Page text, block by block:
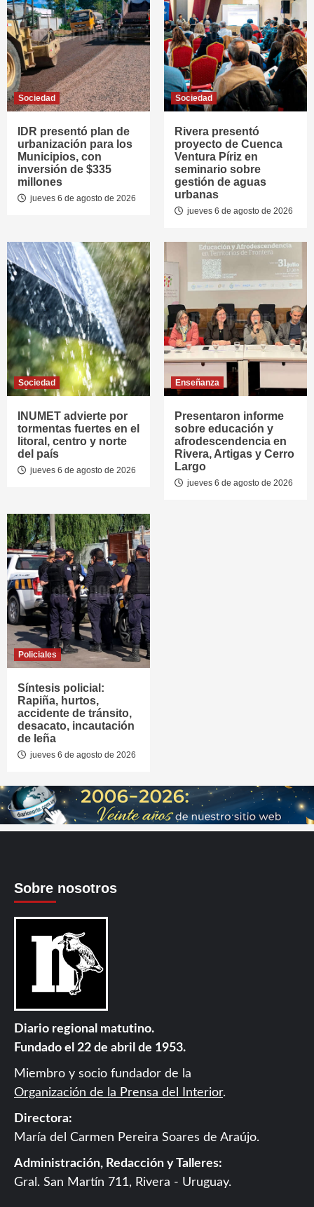
Sociedad
IDR presentó plan de
urbanización para los
Municipios, con
inversión de $335
millones
jueves 6 de agosto de 2026
Sociedad
Rivera presentó
proyecto de Cuenca
Ventura Píriz en
seminario sobre
gestión de aguas
urbanas
jueves 6 de agosto de 2026
Sociedad
INUMET advierte por
tormentas fuertes en el
litoral, centro y norte
del país
jueves 6 de agosto de 2026
Enseñanza
Presentaron informe
sobre educación y
afrodescendencia en
Rivera, Artigas y Cerro
Largo
jueves 6 de agosto de 2026
Policiales
Síntesis policial:
Rapiña, hurtos,
accidente de tránsito,
desacato, incautación
de leña
jueves 6 de agosto de 2026
Sobre nosotros
Diario regional matutino.
Fundado el 22 de abril de 1953.
Miembro y socio fundador de la
Organización de la Prensa del Interior.
Directora:
María del Carmen Pereira Soares de Araújo.
Administración, Redacción y Talleres:
Gral. San Martín 711, Rivera - Uruguay.